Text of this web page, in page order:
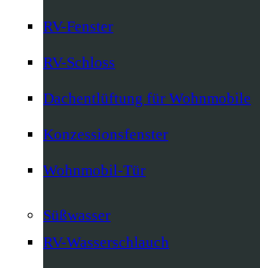
RV-Fenster
RV-Schloss
Dachentlüftung für Wohnmobile
Konzessionsfenster
Wohnmobil-Tür
Süßwasser
RV-Wasserschlauch